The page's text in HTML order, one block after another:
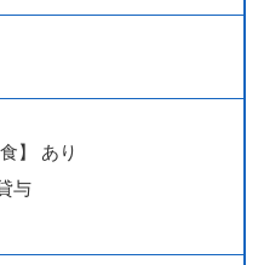
し残業手当（月65時間
分
万円～20万円）
統括料理長候補の場合
】 あり
与